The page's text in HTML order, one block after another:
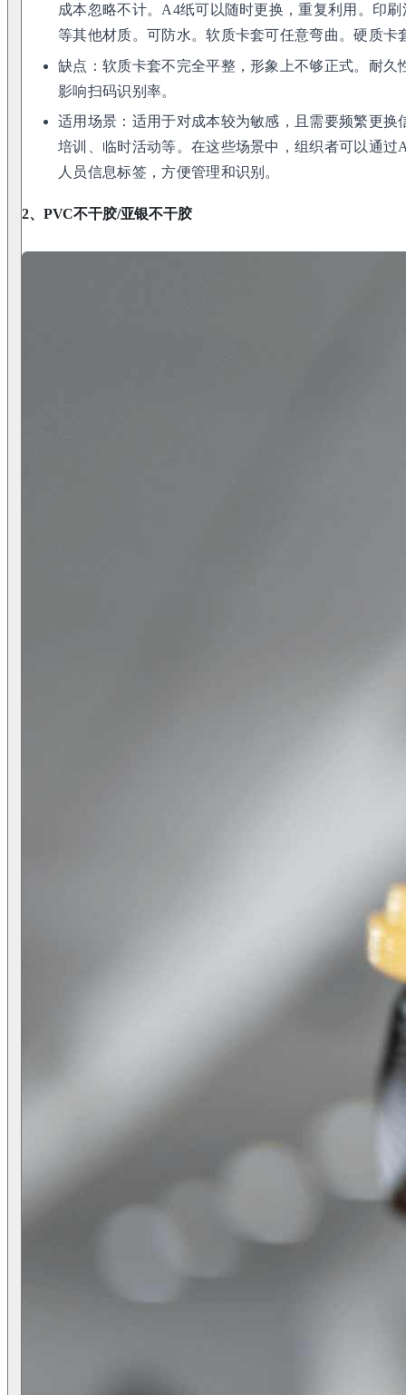
成本忽略不计。A4纸可以随时更换，重复利用。印
等其他材质。可防水。软质卡套可任意弯曲。硬质卡
缺点：软质卡套不完全平整，形象上不够正式。耐久
影响扫码识别率。
适用场景：适用于对成本较为敏感，且需要频繁更
培训、临时活动等。在这些场景中，组织者可以通
人员信息标签，方便管理和识别。
2、PVC不干胶/亚银不干胶